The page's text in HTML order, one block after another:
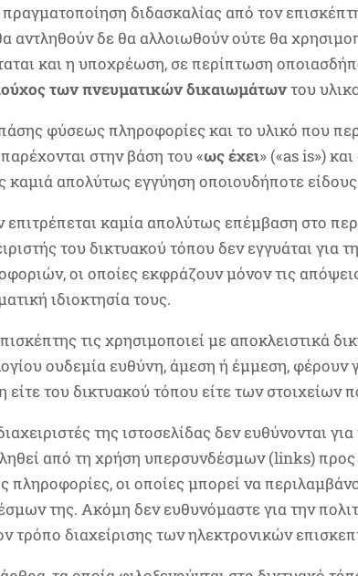
διδασκαλίας από τον
αντληθούν δε θα αλλοιωθούν ούτε θα
και η υποχρέωση, σε περίπτωση
των πνευματικών δικαιωμάτωντου
φύσεως πληροφορίες και το υλικό που
στην βάση του «ως έχει» («as is») και
καμιά απολύτως εγγύηση οποιουδήποτε
επιτρέπεται καμία απολύτως επέμβαση στο
του δικτυακού τόπου δεν εγγυάται για
οι οποίες εκφράζουν μόνον τις
ιδιοκτησία τους.
τις χρησιμοποιεί με αποκλειστικά
ουδεμία ευθύνη, άμεση ή έμμεση, φέρουν
είτε του δικτυακού τόπου είτε των στοιχείων
της ιστοσελίδας δεν ευθύνονται
από τη χρήση υπερσυνδέσμων (links) προς
πληροφορίες, οι οποίες μπορεί να
της. Ακόμη δεν ευθυνόμαστε για την
τρόπο διαχείρισης των ηλεκτρονικών